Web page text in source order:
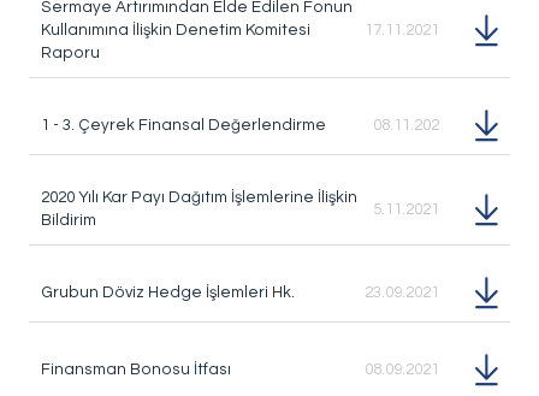
Sermaye Artırımından Elde Edilen Fonun
Kullanımına İlişkin Denetim Komitesi
Raporu
17.11.2021
1 - 3. Çeyrek Finansal Değerlendirme 08.11.202
2020 Yılı Kar Payı Dağıtım İşlemlerine İlişkin
Bildirim
5.11.2021
Grubun Döviz Hedge İşlemleri Hk. 23.09.2021
Finansman Bonosu İtfası 08.09.2021